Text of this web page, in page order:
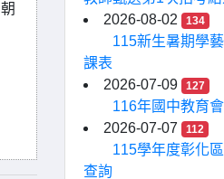
2026-08-02
134
115新生暑期學
課表
2026-07-09
127
116年國中教育
2026-07-07
112
115學年度彰化
查詢